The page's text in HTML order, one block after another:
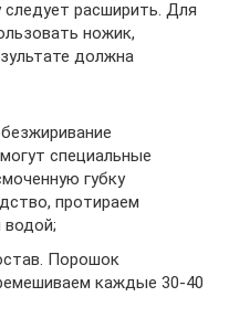
расширить. Для
ножик,
должна
специальные
губку
протираем
водой;
Порошок
каждые 30-40